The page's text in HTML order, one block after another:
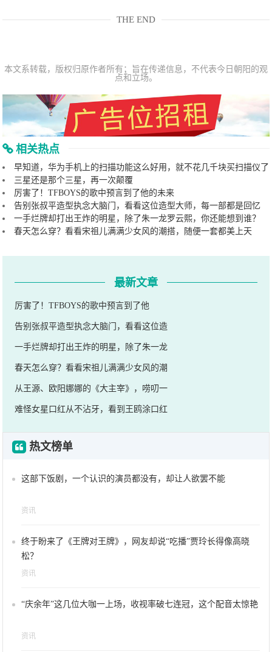
THE END
本文系转载，版权归原作者所有；旨在传递信息，不代表今日朝阳的观
点和立场。
相关热点
早知道，华为手机上的扫描功能这么好用，就不花几千块买扫描仪了
三星还是那个三星，再一次颠覆
厉害了！TFBOYS的歌中预言到了他的未来
告别张叔平造型执念大脑门，看看这位造型大师，每一部都是回忆
一手烂牌却打出王炸的明星，除了朱一龙罗云熙，你还能想到谁？
春天怎么穿？看看宋祖儿满满少女风的潮搭，随便一套都美上天
最新文章
厉害了！TFBOYS的歌中预言到了他
告别张叔平造型执念大脑门，看看这位造
一手烂牌却打出王炸的明星，除了朱一龙
春天怎么穿？看看宋祖儿满满少女风的潮
从王源、欧阳娜娜的《大主宰》，唠叨一
难怪女星口红从不沾牙，看到王鸥涂口红
热文榜单
这部下饭剧，一个认识的演员都没有，却让人欲罢不能
资讯
终于盼来了《王牌对王牌》，网友却说“吃播”贾玲长得像高晓
松？
资讯
“庆余年”这几位大咖一上场，收视率破七连冠，这个配音太惊艳
资讯